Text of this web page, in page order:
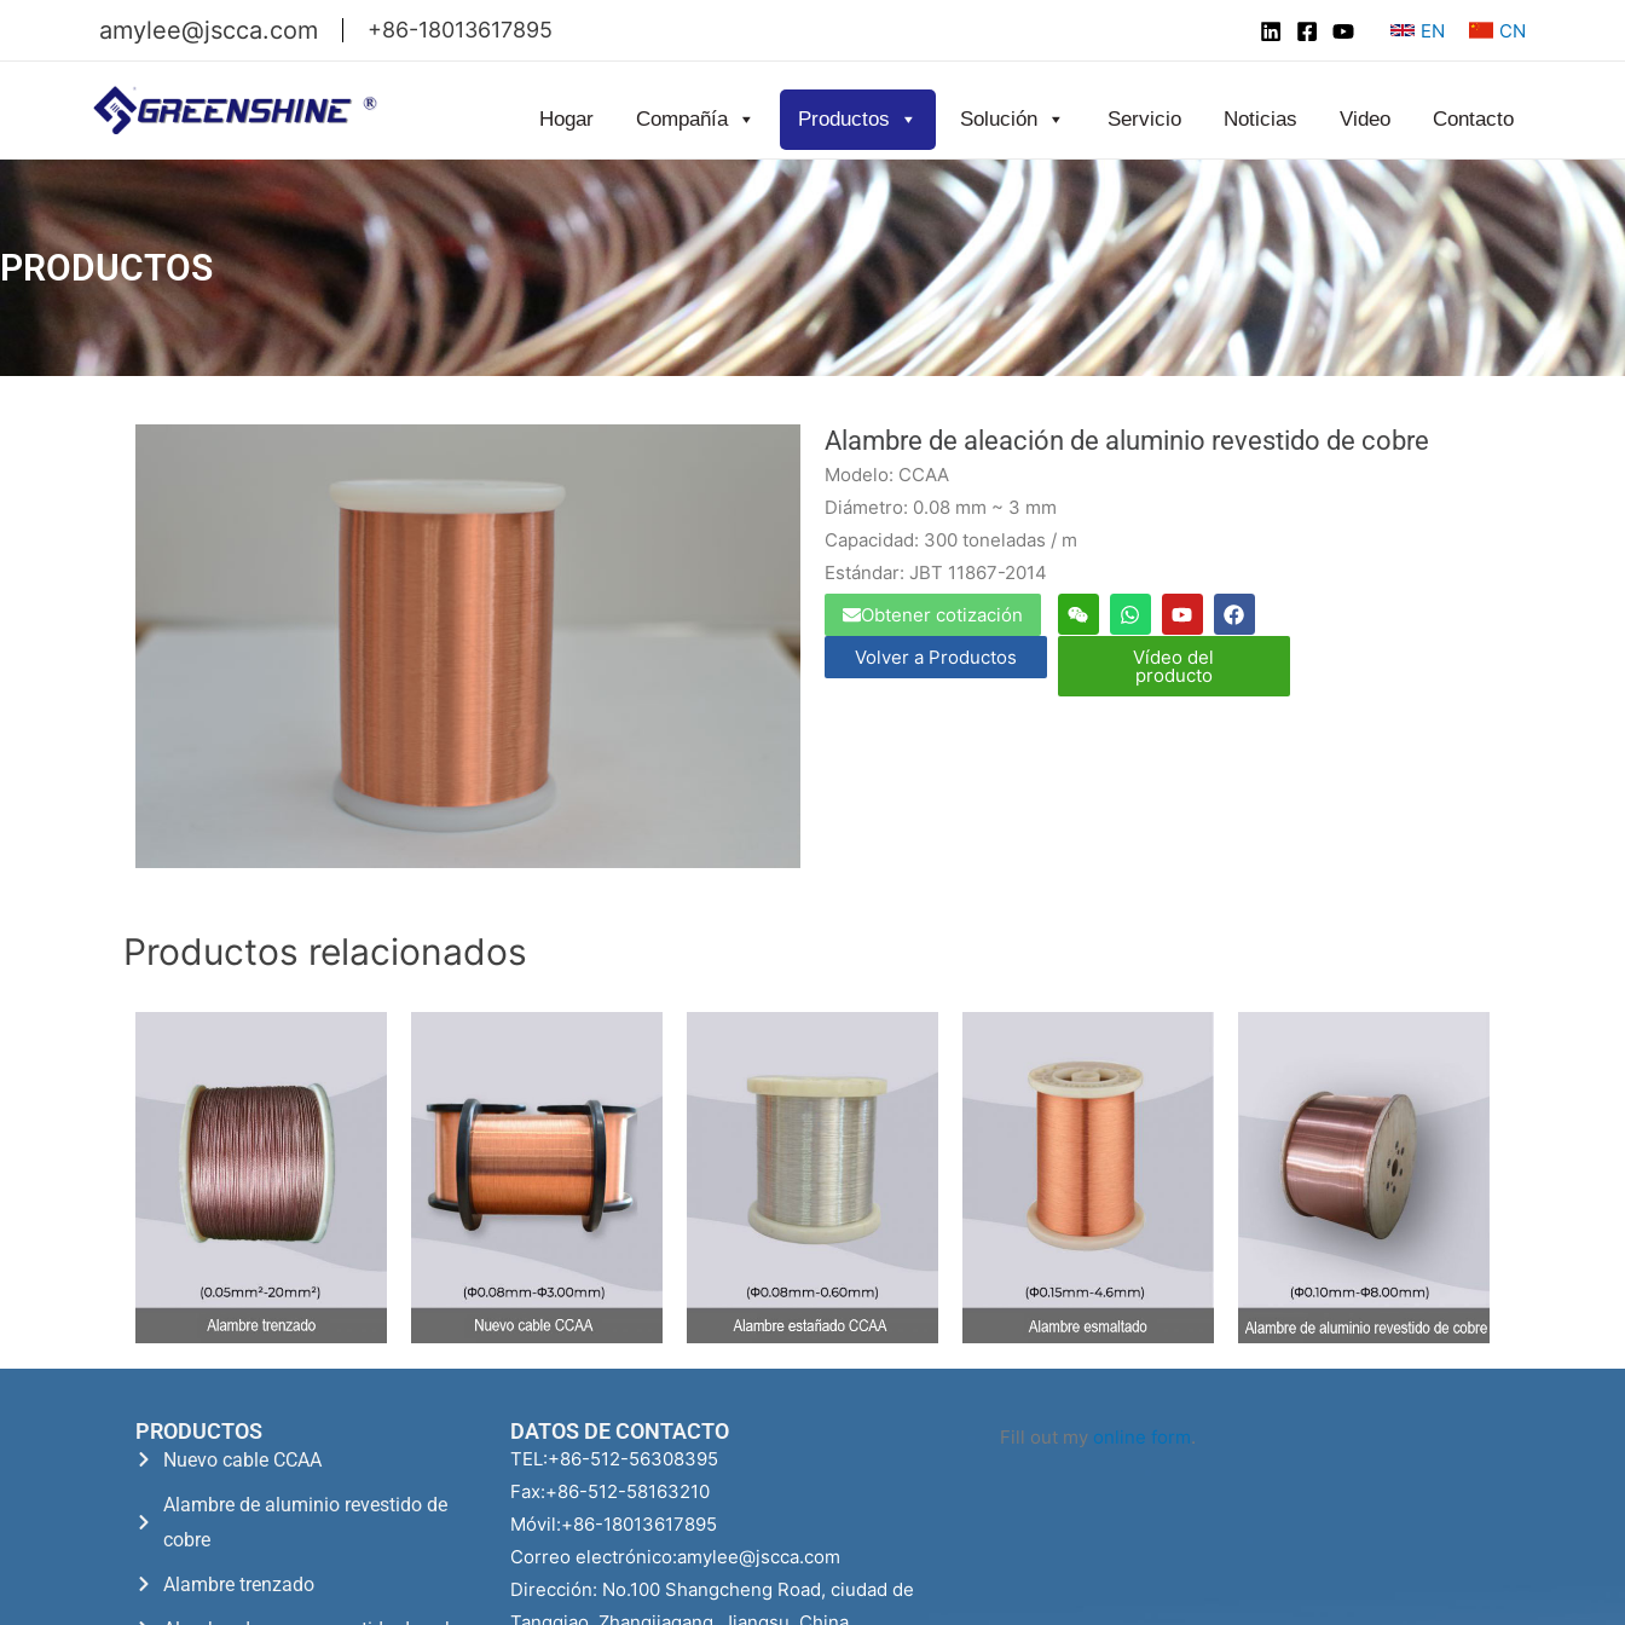
amylee@jscca.com +86-18013617895 EN CN
Hogar Compañía Productos Solución Servicio Noticias Video Contacto
PRODUCTOS
Alambre de aleación de aluminio revestido de cobre
Modelo: CCAA
Diámetro: 0.08 mm ~ 3 mm
Capacidad: 300 toneladas / m
Estándar: JBT 11867-2014
Obtener cotización
Volver a Productos
Vídeo del
producto
Productos relacionados
PRODUCTOS
Nuevo cable CCAA
Alambre de aluminio revestido de
cobre
Alambre trenzado
DATOS DE CONTACTO
TEL:+86-512-56308395
Fax:+86-512-58163210
Móvil:+86-18013617895
Correo electrónico:amylee@jscca.com
Dirección: No.100 Shangcheng Road, ciudad de
Fill out my online form.